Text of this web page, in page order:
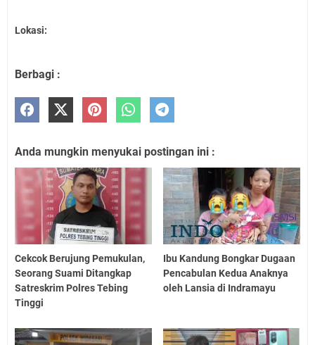
Lokasi:
Berbagi :
Anda mungkin menyukai postingan ini :
Cekcok Berujung Pemukulan,
Seorang Suami Ditangkap
Satreskrim Polres Tebing
Tinggi
Ibu Kandung Bongkar Dugaan
Pencabulan Kedua Anaknya
oleh Lansia di Indramayu